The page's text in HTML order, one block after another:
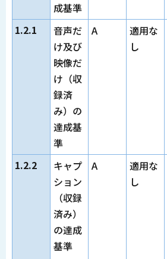
成基準
1.2.1
音声だ
け及び
映像だ
け（収
録済
み）の
達成基
準
A
適用な
し
1.2.2
キャプ
ション
（収録
済み）
の達成
基準
A
適用な
し